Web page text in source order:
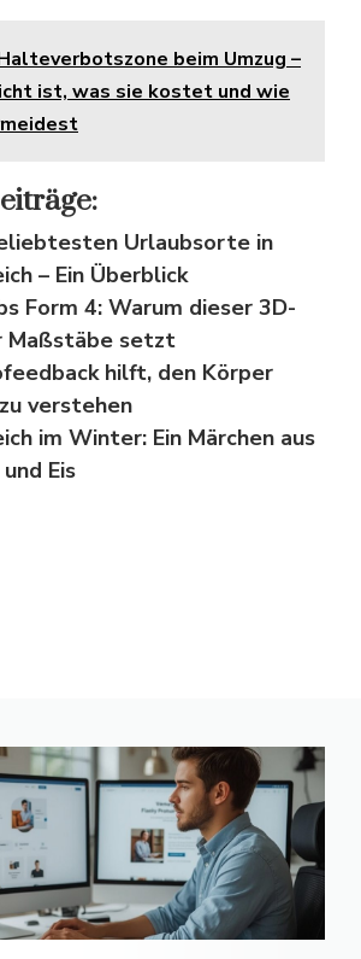
beim Umzug –
ist, was sie kostet und wie
Urlaubsorte in
– Ein Überblick
Form 4: Warum dieser 3D-
Maßstäbe setzt
hilft, den Körper
verstehen
im Winter: Ein Märchen aus
Eis